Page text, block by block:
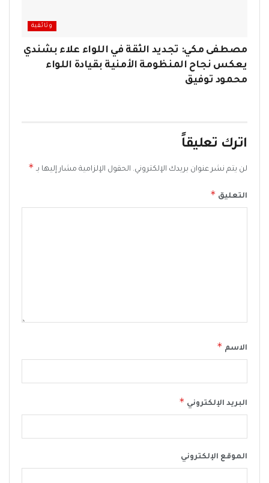
وثائقية
مصطفى مكي: تجديد الثقة في اللواء علاء بشندي
يعكس نجاح المنظومة الأمنية بقيادة اللواء
محمود توفيق
اترك تعليقاً
لن يتم نشر عنوان بريدك الإلكتروني. الحقول الإلزامية مشار إليها بـ *
التعليق *
الاسم *
البريد الإلكتروني *
الموقع الإلكتروني